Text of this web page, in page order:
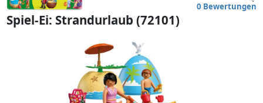
0 Bewertungen
Spiel-Ei: Strandurlaub (72101)